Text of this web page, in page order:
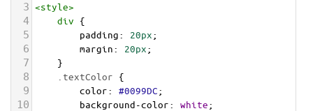
3 <style>
4 div {
5 padding: 20px;
6 margin: 20px;
7 }
8 .textColor {
9 color: #0099DC;
10 background-color: white;